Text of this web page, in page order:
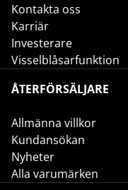
Kontakta oss
Karriär
Investerare
Visselblåsarfunktion
ÅTERFÖRSÄLJARE
Allmänna villkor
Kundansökan
Nyheter
Alla varumärken